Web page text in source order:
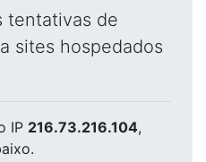
tentativas de
sites hospedados
IP 216.73.216.104,